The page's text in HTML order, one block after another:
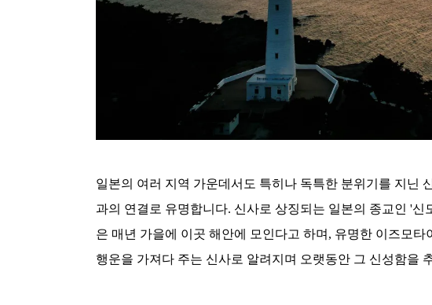
일본의 여러 지역 가운데서도 특히나 독특한 분위기를 지닌
과의 연결로 유명합니다. 신사로 상징되는 일본의 종교인 '신
은 매년 가을에 이곳 해안에 모인다고 하며, 유명한 이즈모타
행운을 가져다 주는 신사로 알려지며 오랫동안 그 신성함을